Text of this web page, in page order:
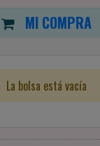
MI COMPRA
La bolsa está vacía